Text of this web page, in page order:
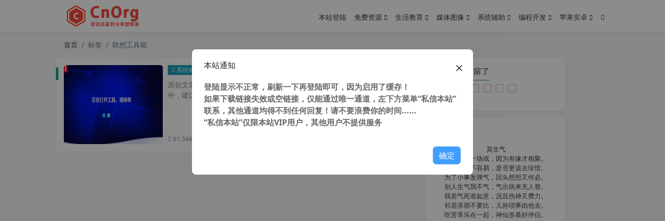
本站登陆 免费资源 生活教育 媒体图像 系统辅助 编程开发 苹果安卓
首页 标签 联想工具箱
系统相关 Lenovo Quick Fix v1.5.21 联想工程师电脑故障修复工具包 工程师版
原创文章，转载请注明： 转载自cnorg.12hp.de 注意：由于网站空间位于国
外，建议避开晚上的访问高峰期...
61,344 次浏览
您在本页停留了
莫生气
人生就像一场戏，因为有缘才相聚。
相扶到老不容易，是否更该去珍惜。
为了小事发脾气，回头想想又何必。
别人生气我不气，气出病来无人替。
我若气死谁如意，况且伤神又费力。
邻居亲朋不要比，儿孙琐事由他去。
吃苦享乐在一起，神仙羡慕好伴侣。
本站通知
登陆显示不正常，刷新一下再登陆即可，因为启用了缓存！
如果下载链接失效或空链接，仅能通过唯一通道，左下方菜单“私信本站”
联系，其他通道均得不到任何回复！请不要浪费你的时间......
“私信本站”仅限本站VIP用户，其他用户不提供服务
确定